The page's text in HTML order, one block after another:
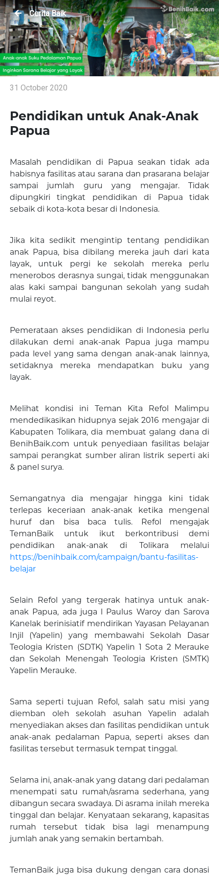
Cerita Baik
31 October 2020
Pendidikan untuk Anak-Anak
Papua
Masalah pendidikan di Papua seakan tidak ada
habisnya fasilitas atau sarana dan prasarana belajar
sampai jumlah guru yang mengajar. Tidak
dipungkiri tingkat pendidikan di Papua tidak
sebaik di kota-kota besar di Indonesia.
Jika kita sedikit mengintip tentang pendidikan
anak Papua, bisa dibilang mereka jauh dari kata
layak, untuk pergi ke sekolah mereka perlu
menerobos derasnya sungai, tidak menggunakan
alas kaki sampai bangunan sekolah yang sudah
mulai reyot.
Pemerataan akses pendidikan di Indonesia perlu
dilakukan demi anak-anak Papua juga mampu
pada level yang sama dengan anak-anak lainnya,
setidaknya mereka mendapatkan buku yang
layak.
Melihat kondisi ini Teman Kita Refol Malimpu
mendedikasikan hidupnya sejak 2016 mengajar di
Kabupaten Tolikara, dia membuat galang dana di
BenihBaik.com untuk penyediaan fasilitas belajar
sampai perangkat sumber aliran listrik seperti aki
& panel surya.
Semangatnya dia mengajar hingga kini tidak
terlepas keceriaan anak-anak ketika mengenal
huruf dan bisa baca tulis. Refol mengajak
TemanBaik untuk ikut berkontribusi demi
pendidikan anak-anak di Tolikara melalui
https://benihbaik.com/campaign/bantu-fasilitas-
belajar
Selain Refol yang tergerak hatinya untuk anak-
anak Papua, ada juga l Paulus Waroy dan Sarova
Kanelak berinisiatif mendirikan Yayasan Pelayanan
Injil (Yapelin) yang membawahi Sekolah Dasar
Teologia Kristen (SDTK) Yapelin 1 Sota 2 Merauke
dan Sekolah Menengah Teologia Kristen (SMTK)
Yapelin Merauke.
Sama seperti tujuan Refol, salah satu misi yang
diemban oleh sekolah asuhan Yapelin adalah
menyediakan akses dan fasilitas pendidikan untuk
anak-anak pedalaman Papua, seperti akses dan
fasilitas tersebut termasuk tempat tinggal.
Selama ini, anak-anak yang datang dari pedalaman
menempati satu rumah/asrama sederhana, yang
dibangun secara swadaya. Di asrama inilah mereka
tinggal dan belajar. Kenyataan sekarang, kapasitas
rumah tersebut tidak bisa lagi menampung
jumlah anak yang semakin bertambah.
TemanBaik juga bisa dukung dengan cara donasi